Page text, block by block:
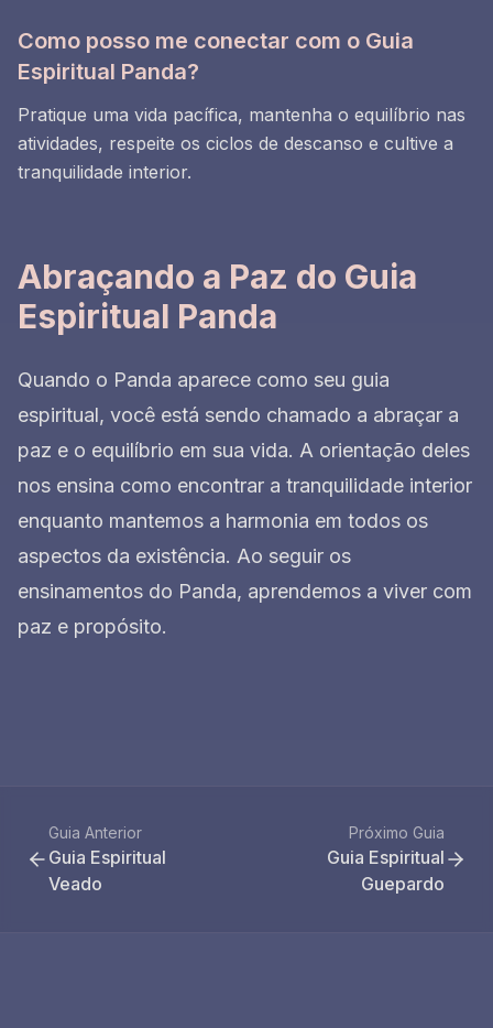
Como posso me conectar com o Guia
Espiritual Panda?
Pratique uma vida pacífica, mantenha o equilíbrio nas
atividades, respeite os ciclos de descanso e cultive a
tranquilidade interior.
Abraçando a Paz do Guia
Espiritual Panda
Quando o Panda aparece como seu guia
espiritual, você está sendo chamado a abraçar a
paz e o equilíbrio em sua vida. A orientação deles
nos ensina como encontrar a tranquilidade interior
enquanto mantemos a harmonia em todos os
aspectos da existência. Ao seguir os
ensinamentos do Panda, aprendemos a viver com
paz e propósito.
Guia Anterior
Guia Espiritual
Veado
Próximo Guia
Guia Espiritual
Guepardo